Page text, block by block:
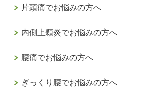
片頭痛でお悩みの方へ
内側上顆炎でお悩みの方へ
腰痛でお悩みの方へ
ぎっくり腰でお悩みの方へ